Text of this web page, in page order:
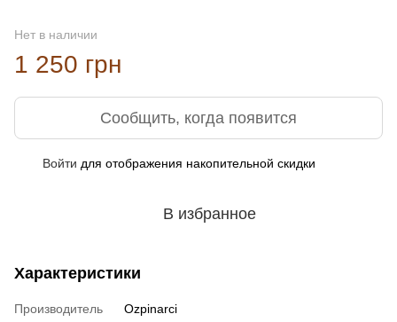
Нет в наличии
1 250 грн
Сообщить, когда появится
Войти для отображения накопительной скидки
В избранное
Характеристики
Производитель
Ozpinarci